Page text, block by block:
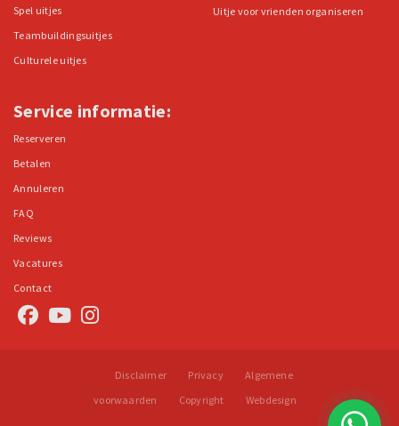
Spel uitjes
Teambuildingsuitjes
Culturele uitjes
Uitje voor vrienden organiseren
Service informatie:
Reserveren
Betalen
Annuleren
FAQ
Reviews
Vacatures
Contact
Disclaimer Privacy
Algemene
voorwaarden
Copyright Webdesign